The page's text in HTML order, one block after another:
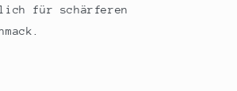
für schärferen